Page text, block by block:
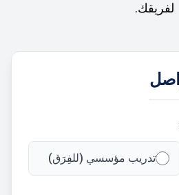
لفريقك.
تدريب مؤسسي (للفِرَق)